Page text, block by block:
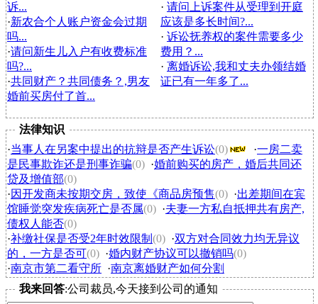
诉...
·新农合个人账户资金会过期
吗...
·请问新生儿入户有收费标准
吗?...
·共同财产？共同债务？,男友
婚前买房付了首...
· 请问上诉案件从受理到开庭
应该是多长时间?...
· 诉讼抚养权的案件需要多少
费用？...
· 离婚诉讼,我和丈夫办领结婚
证已有一年多了...
法律知识
·当事人在另案中提出的抗辩是否产生诉讼(0) ·一房二卖
是民事欺诈还是刑事诈骗(0) ·婚前购买的房产，婚后共同还
贷及增值部(0)
·因开发商未按期交房，致使《商品房预售(0) ·出差期间在宾
馆睡觉突发疾病死亡是否属(0) ·夫妻一方私自抵押共有房产,
债权人能否(0)
·补缴社保是否受2年时效限制 (0) ·双方对合同效力均无异议
的，一方是否可(0) ·婚内财产协议可以撤销吗(0)
·南京市第二看守所 ·南京离婚财产如何分割
我来回答:公司裁员,今天接到公司的通知